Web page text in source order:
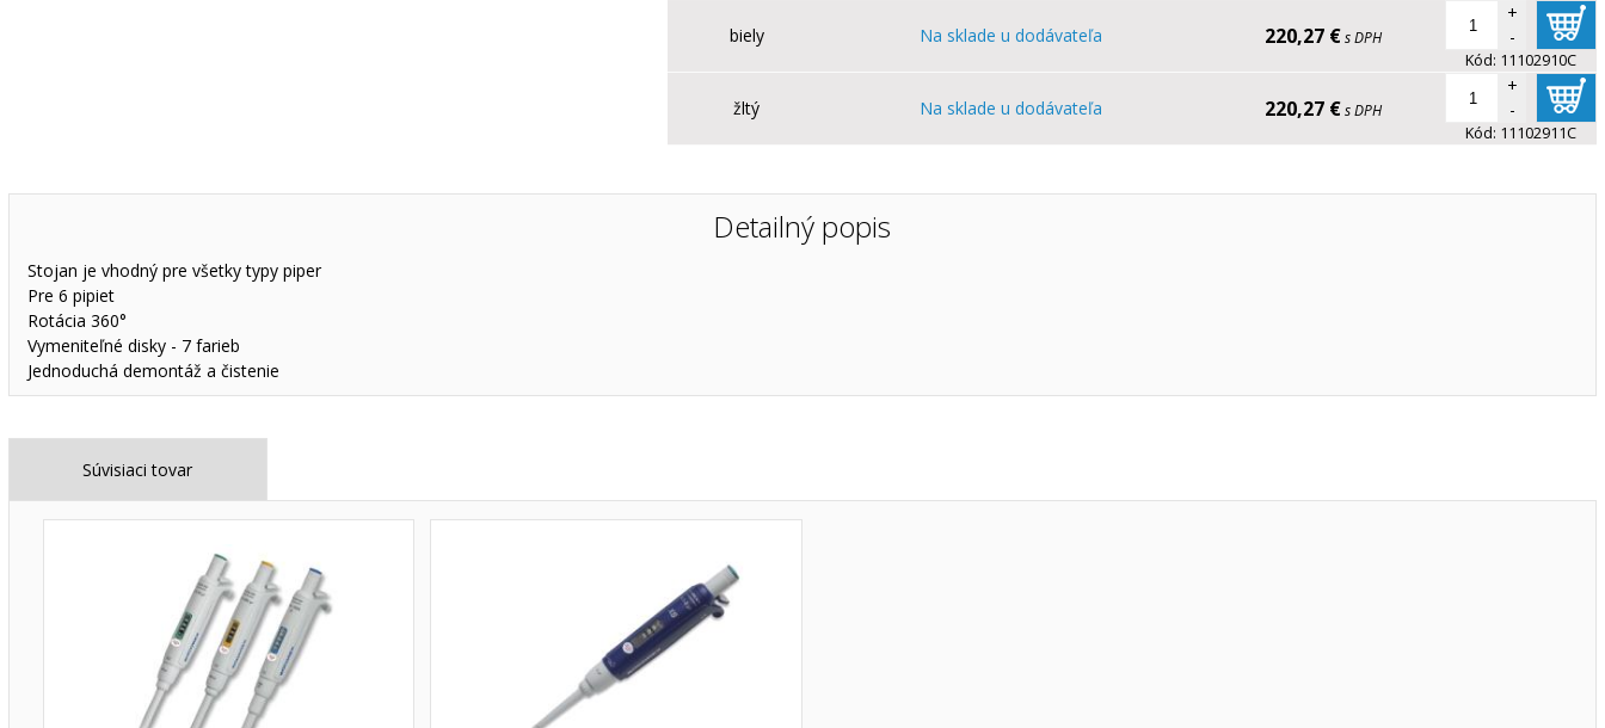
biely Na sklade u dodávateľa 220,27 € s DPH
+
-
Kód: 11102910C
žltý Na sklade u dodávateľa 220,27 € s DPH
+
-
Kód: 11102911C
Detailný popis
Stojan je vhodný pre všetky typy piper
Pre 6 pipiet
Rotácia 360°
Vymeniteľné disky - 7 farieb
Jednoduchá demontáž a čistenie
Súvisiaci tovar